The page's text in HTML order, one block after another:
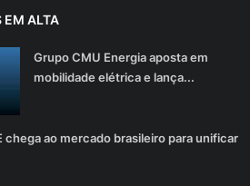
EM ALTA
Grupo CMU Energia aposta em
mobilidade elétrica e lança...
chega ao mercado brasileiro para unificar